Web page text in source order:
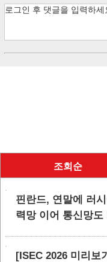
조회순
핀란드, 연말에 러
력망 이어 통신망도
[ISEC 2026 미리보